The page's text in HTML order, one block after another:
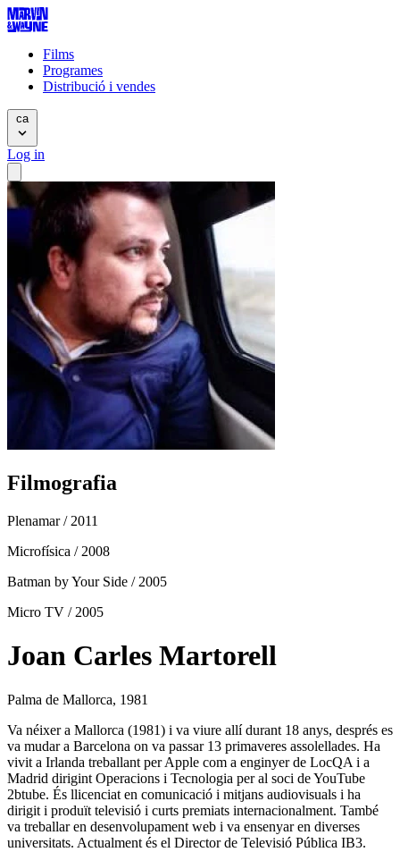
Films
Programes
Distribució i vendes
ca
Log in
Filmografia
Plenamar / 2011
Microfísica / 2008
Batman by Your Side / 2005
Micro TV / 2005
Joan Carles Martorell
Palma de Mallorca, 1981
Va néixer a Mallorca (1981) i va viure allí durant 18 anys, després es
va mudar a Barcelona on va passar 13 primaveres assolellades. Ha
vivit a Irlanda treballant per Apple com a enginyer de LocQA i a
Madrid dirigint Operacions i Tecnologia per al soci de YouTube
2btube. És llicenciat en comunicació i mitjans audiovisuals i ha
dirigit i produït televisió i curts premiats internacionalment. També
va treballar en desenvolupament web i va ensenyar en diverses
universitats. Actualment és el Director de Televisió Pública IB3.